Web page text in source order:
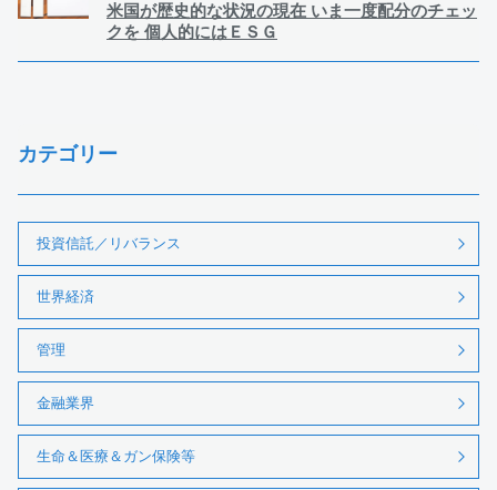
米国が歴史的な状況の現在 いま一度配分のチェッ
クを 個人的にはＥＳＧ
カテゴリー
投資信託／リバランス
世界経済
管理
金融業界
生命＆医療＆ガン保険等